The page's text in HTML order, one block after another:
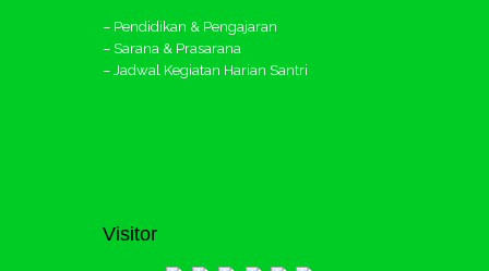
– Pendidikan & Pengajaran
– Sarana & Prasarana
– Jadwal Kegiatan Harian Santri
Visitor